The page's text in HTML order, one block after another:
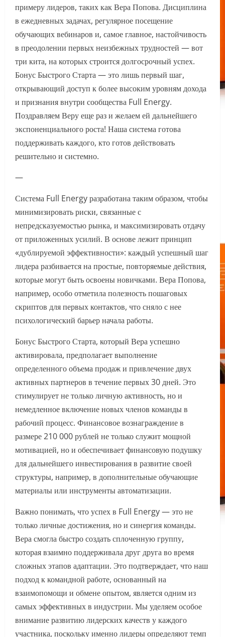
примеру лидеров, таких как Вера Попова. Дисциплина
в ежедневных задачах, регулярное посещение
обучающих вебинаров и, самое главное, настойчивость
в преодолении первых неизбежных трудностей — вот
три кита, на которых строится долгосрочный успех.
Бонус Быстрого Старта — это лишь первый шаг,
открывающий доступ к более высоким уровням дохода
и признания внутри сообщества Full Energy.
Поздравляем Веру еще раз и желаем ей дальнейшего
экспоненциального роста! Наша система готова
поддерживать каждого, кто готов действовать
решительно и системно.
—
Система Full Energy разработана таким образом, чтобы
минимизировать риски, связанные с
непредсказуемостью рынка, и максимизировать отдачу
от приложенных усилий. В основе лежит принцип
«дублируемой эффективности»: каждый успешный шаг
лидера разбивается на простые, повторяемые действия,
которые могут быть освоены новичками. Вера Попова,
например, особо отметила полезность пошаговых
скриптов для первых контактов, что сняло с нее
психологический барьер начала работы.
Бонус Быстрого Старта, который Вера успешно
активировала, предполагает выполнение
определенного объема продаж и привлечение двух
активных партнеров в течение первых 30 дней. Это
стимулирует не только личную активность, но и
немедленное включение новых членов команды в
рабочий процесс. Финансовое вознаграждение в
размере 210 000 рублей не только служит мощной
мотивацией, но и обеспечивает финансовую подушку
для дальнейшего инвестирования в развитие своей
структуры, например, в дополнительные обучающие
материалы или инструменты автоматизации.
Важно понимать, что успех в Full Energy — это не
только личные достижения, но и синергия команды.
Вера смогла быстро создать сплоченную группу,
которая взаимно поддерживала друг друга во время
сложных этапов адаптации. Это подтверждает, что наш
подход к командной работе, основанный на
взаимопомощи и обмене опытом, является одним из
самых эффективных в индустрии. Мы уделяем особое
внимание развитию лидерских качеств у каждого
участника, поскольку именно лидеры определяют темп